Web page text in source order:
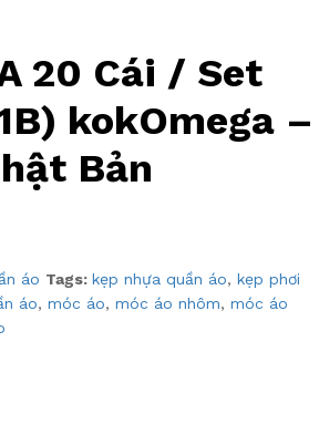
20 Cái / Set
kokOmega –
Bản
áo Tags: kẹp nhựa quần áo, kẹp phơi
áo, móc áo, móc áo nhôm, móc áo